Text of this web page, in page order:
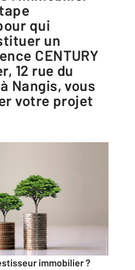
qui
un
CENTURY
12 rue du
Nangis, vous
votre projet
immobilier ?